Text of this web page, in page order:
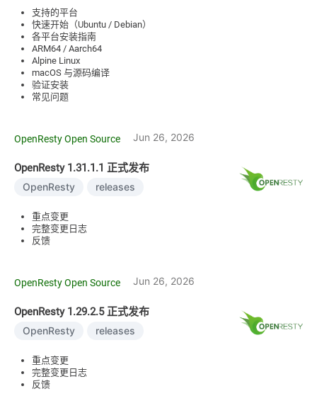
支持的平台
快速开始（Ubuntu / Debian）
各平台安装指南
ARM64 / Aarch64
Alpine Linux
macOS 与源码编译
验证安装
常见问题
OpenResty Open Source Jun 26, 2026
OpenResty 1.31.1.1 正式发布
OpenResty releases
重点变更
完整变更日志
反馈
OpenResty Open Source Jun 26, 2026
OpenResty 1.29.2.5 正式发布
OpenResty releases
重点变更
完整变更日志
反馈